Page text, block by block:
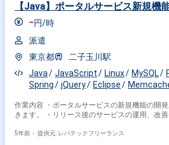
【Java】ポータルサービス新規機
-円/時
派遣
東京都
二子玉川駅
Java
JavaScript Linux MySQL
Spring
jQuery Eclipse
作業内容 ・ポータルサービスの新規機能の開
きます。 ・リリース後のサービスの運用、改善
5年前・ 提供元: レバテックフリーランス